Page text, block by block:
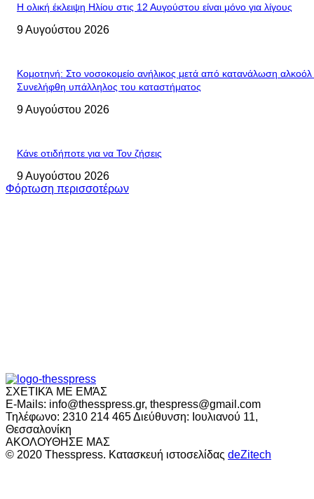
Η ολική έκλειψη Ηλίου στις 12 Αυγούστου είναι μόνο για λίγους
9 Αυγούστου 2026
Κομοτηνή: Στο νοσοκομείο ανήλικος μετά από κατανάλωση
Συνελήφθη υπάλληλος του καταστήματος
9 Αυγούστου 2026
Κάνε οτιδήποτε για να Τον ζήσεις
9 Αυγούστου 2026
Φόρτωση περισσοτέρων
ΣΧΕΤΙΚΆ ΜΕ ΕΜΆΣ
E-Mails: info@thesspress.gr, thespress@gmail.com
Τηλέφωνο: 2310 214 465 Διεύθυνση: Ιουλιανού 11,
Θεσσαλονίκη
ΑΚΟΛΟΥΘΗΣΕ ΜΑΣ
© 2020 Thesspress. Κατασκευή ιστοσελίδας deZitech